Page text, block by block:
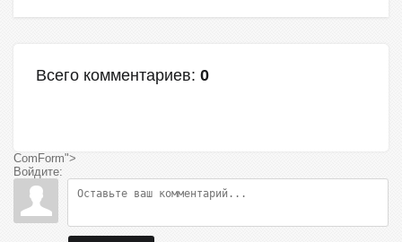
Всего комментариев: 0
ComForm">
Войдите: